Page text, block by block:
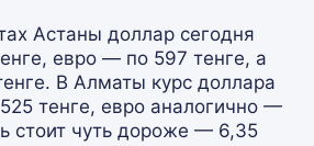
Астаны доллар сегодня
евро — по 597 тенге, а
В Алматы курс доллара
тенге, евро аналогично —
стоит чуть дороже — 6,35